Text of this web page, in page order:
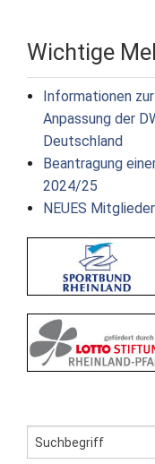
Wichtige
Informationen
Anpassung der
Deutschland
Beantragung
2024/25
NEUES